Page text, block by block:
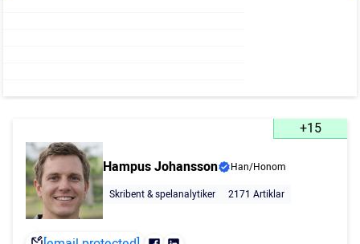
+15
Hampus Johansson
Han/Honom
Skribent & spelanalytiker
2171 Artiklar